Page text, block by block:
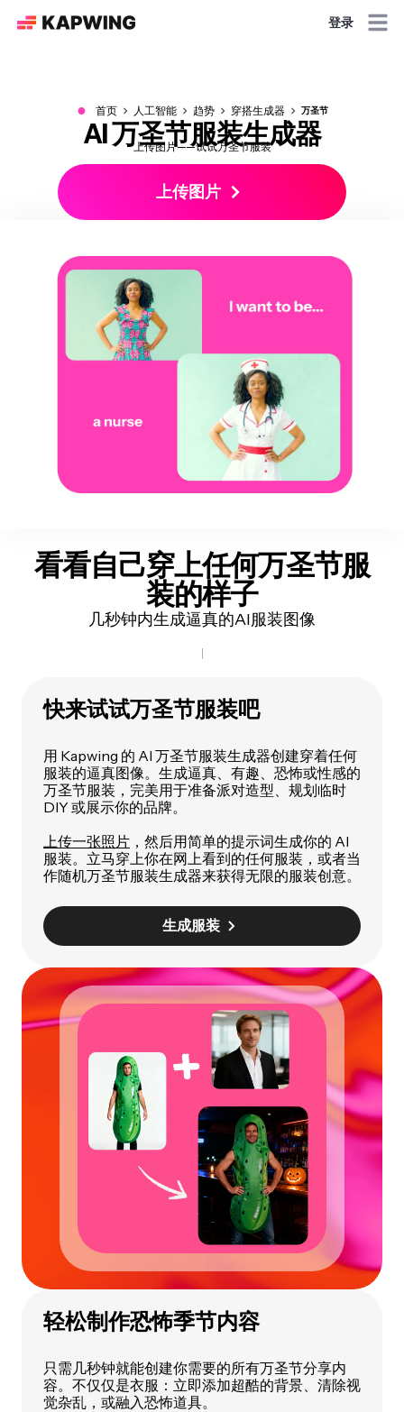
登录
● 首页 人工智能 趋势 穿搭生成器 万圣节
AI 万圣节服装生成器
上传图片——试试万圣节服装
上传图片
看看自己穿上任何万圣节服
装的样子
几秒钟内生成逼真的AI服装图像
快来试试万圣节服装吧
用 Kapwing 的 AI 万圣节服装生成器创建穿着任何
服装的逼真图像。生成逼真、有趣、恐怖或性感的
万圣节服装，完美用于准备派对造型、规划临时
DIY 或展示你的品牌。
上传一张照片 ，然后用简单的提示词生成你的 AI
服装。立马穿上你在网上看到的任何服装，或者当
作随机万圣节服装生成器来获得无限的服装创意。
生成服装
轻松制作恐怖季节内容
只需几秒钟就能创建你需要的所有万圣节分享内
容。不仅仅是衣服：立即添加超酷的背景、清除视
觉杂乱，或融入恐怖道具。